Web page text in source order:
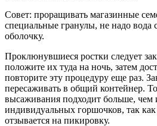
Совет: проращивать магазинные
специальные гранулы, не надо вода
оболочку.
Проклюнувшиеся ростки следует
положите их туда на ночь, затем
повторите эту процедуру еще раз.
пересаживать в общий контейнер.
высаживания подходит больше, чем
индивидуальных горшочков, так как
отзывается на пикировку.